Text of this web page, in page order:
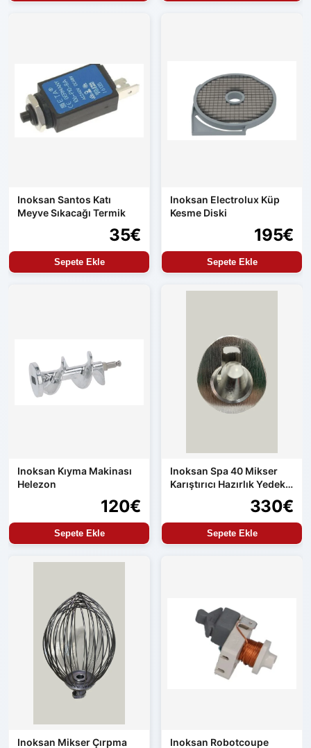
Inoksan Santos Katı
Meyve Sıkacağı Termik
35€
Sepete Ekle
Inoksan Electrolux Küp
Kesme Diski
195€
Sepete Ekle
Inoksan Kıyma Makinası
Helezon
120€
Sepete Ekle
Inoksan Spa 40 Mikser
Karıştırıcı Hazırlık Yedek
330€
Sepete Ekle
Inoksan Mikser Çırpma Inoksan Robotcoupe